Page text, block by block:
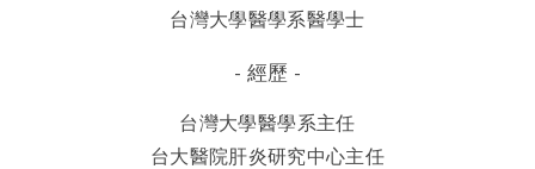
台灣大學醫學系醫學士
- 經歷 -
台灣大學醫學系主任
台大醫院肝炎研究中心主任